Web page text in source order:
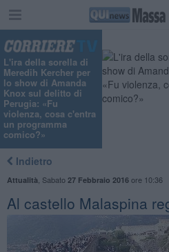
L'ira della sorella di
Meredih Kercher per
lo show di Amanda
Knox sul delitto di
Perugia: «Fu
violenza, cosa c'entra
un programma
comico?»
Indietro
Attualità Sabato 27 Febbraio 2016ore 10:36
​Al castello Malaspina